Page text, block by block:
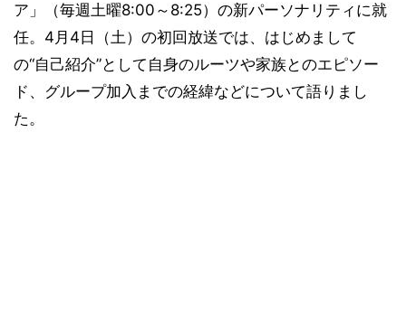
ア」（毎週土曜8:00～8:25）の新パーソナリティに就
任。4月4日（土）の初回放送では、はじめまして
の“自己紹介”として自身のルーツや家族とのエピソー
ド、グループ加入までの経緯などについて語りまし
た。